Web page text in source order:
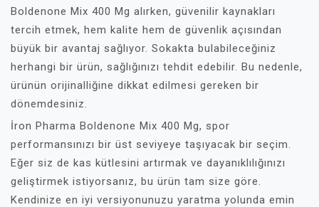
Boldenone Mix 400 Mg alırken, güvenilir kaynakları
tercih etmek, hem kalite hem de güvenlik açısından
büyük bir avantaj sağlıyor. Sokakta bulabileceğiniz
herhangi bir ürün, sağlığınızı tehdit edebilir. Bu nedenle,
ürünün orijinalliğine dikkat edilmesi gereken bir
dönemdesiniz.
İron Pharma Boldenone Mix 400 Mg, spor
performansınızı bir üst seviyeye taşıyacak bir seçim.
Eğer siz de kas kütlesini artırmak ve dayanıklılığınızı
geliştirmek istiyorsanız, bu ürün tam size göre.
Kendinize en iyi versiyonunuzu yaratma yolunda emin